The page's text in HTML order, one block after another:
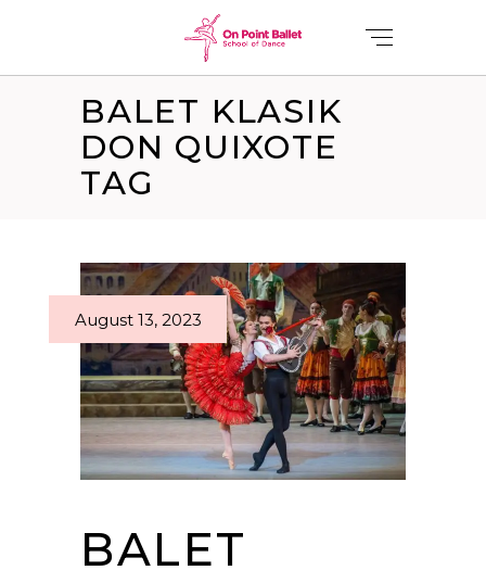
BALET KLASIK
DON QUIXOTE
TAG
August 13, 2023
BALET